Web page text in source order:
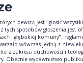
dewizą jest "głosić
tych sposobów głoszenia jest
"głębokiej komuny",
wówczas jedną z niewielu
z zakresu duchowości i
Obecnie wydawnictwo